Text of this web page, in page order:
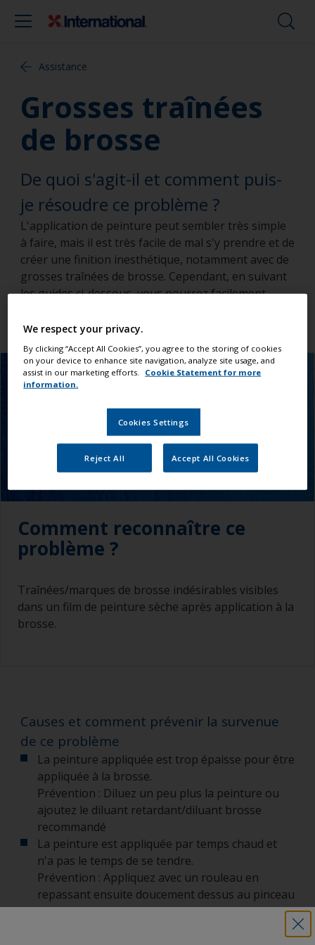
Assistance
Grosses traînées
de brosse
De quoi s'agit-il et comment puis-
je résoudre ce problème ?
L'application de peinture peut sembler très simple
à faire, mais il est très facile de mal s'y prendre et de
créer une finition inesthétique, notamment avec de
grosses traînées de brosse. Cependant, en suivant
les guides ci-dessous, vous pourrez facilement
Comment reconnaître ce
problème ?
Traînées/marques de brosse indésirables visibles
dans un film de peinture sèche après application à la
brosse.
Causes et comment prévenir la survenue
de ce problème
La peinture appliquée est trop épaisse pour être
appliquée à la brosse.
Prévention : Diluez un peu plus la peinture ou
ajoutez le diluant retardant/diluant brosse
recommandé
La peinture est appliquée par temps chaud et
n'a pas le temps de se tendre.
Prévention : Appliquez avec un rouleau en
repassant ensuite doucement dessus au pinceau
dans le sens croisé et/ou utilisez un
We respect your privacy.
By clicking “Accept All Cookies”, you agree to the storing of cookies
on your device to enhance site navigation, analyze site usage, and
assist in our marketing efforts.
Cookie Statement for more
information.
Cookies Settings
Reject All Accept All Cookies